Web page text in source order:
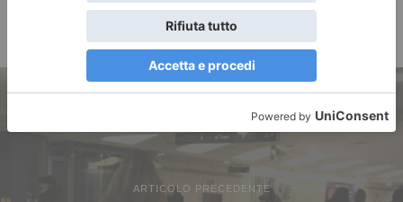
ARTICOLO PRECEDENTE